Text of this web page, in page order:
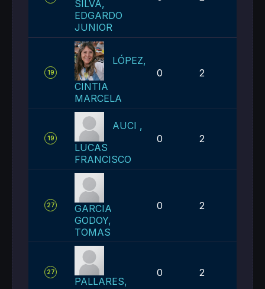
SILVA,
EDGARDO
JUNIOR
19
LÓPEZ,
CINTIA
MARCELA
0 2
19
AUCI ,
LUCAS
FRANCISCO
0 2
27
GARCIA
GODOY,
TOMAS
0 2
27
PALLARES,
0 2